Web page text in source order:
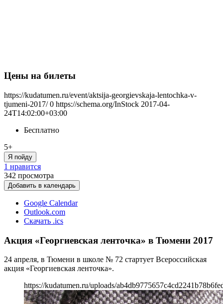
Цены на билеты
https://kudatumen.ru/event/aktsija-georgievskaja-lentochka-v-
tjumeni-2017/ 0 https://schema.org/InStock 2017-04-
24T14:02:00+03:00
Бесплатно
5+
Я пойду
1 нравится
342 просмотра
Добавить в календарь
Google Calendar
Outlook.com
Скачать .ics
Акция «Георгиевская ленточка» в Тюмени 2017
24 апреля, в Тюмени в школе № 72 стартует Всероссийская
акция «Георгиевская ленточка».
https://kudatumen.ru/uploads/